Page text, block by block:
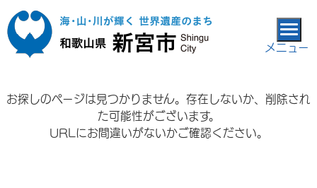
本文へ移動
メニュー
お探しのページは見つかりません。存在しないか、削除され
た可能性がございます。
URLにお間違いがないかご確認ください。